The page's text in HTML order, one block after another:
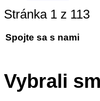
Stránka 1 z 113
Spojte sa s nami
Vybrali